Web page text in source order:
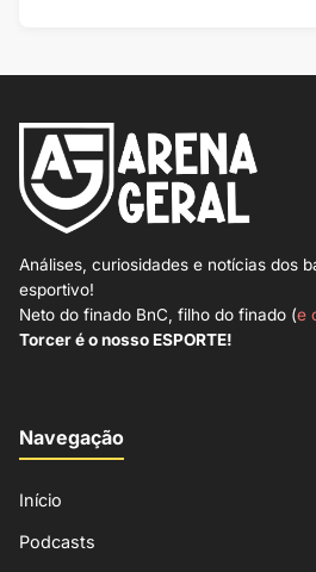
Análises, curiosidades e notícias dos
esportivo!
Neto do finado BnC, filho do finado (e
Torcer é o nosso ESPORTE!
Navegação
Início
Podcasts